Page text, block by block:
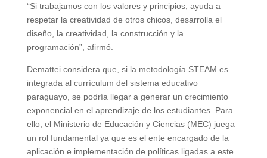
“Si trabajamos con los valores y principios, ayuda a
respetar la creatividad de otros chicos, desarrolla el
diseño, la creatividad, la construcción y la
programación”, afirmó.
Demattei considera que, si la metodología STEAM es
integrada al currículum del sistema educativo
paraguayo, se podría llegar a generar un crecimiento
exponencial en el aprendizaje de los estudiantes. Para
ello, el Ministerio de Educación y Ciencias (MEC) juega
un rol fundamental ya que es el ente encargado de la
aplicación e implementación de políticas ligadas a este